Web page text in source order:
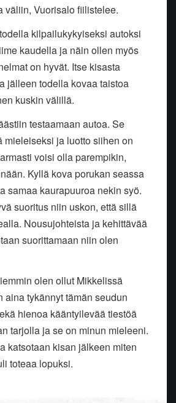
väliin, Vuorisalo fiilistelee.
kilpailukykyiseksi autoksi
kaudella ja näin ollen myös
on hyvät. Itse kisasta
jälleen todella kovaa taistoa
kuskin välillä.
testaamaan autoa. Se
mieleiseksi ja luotto siihen on
voisi olla parempikin,
Kyllä kova porukan seassa
samaa kaurapuuroa nekin syö.
suoritus niin uskon, että sillä
Nousujohteista ja kehittävää
suorittamaan niin olen
olen ollut Mikkelissä
aina tykännyt tämän seudun
hienoa kääntyilevää tiestöä
tarjolla ja se on minun mieleeni.
katsotaan kisan jälkeen miten
toteaa lopuksi.